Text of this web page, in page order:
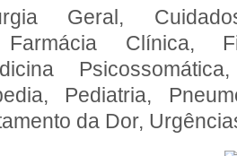
Geral,
Farmácia Clínica,
Pediatria,
da Dor,